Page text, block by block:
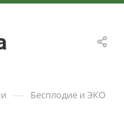
— Бесплодие и ЭКО